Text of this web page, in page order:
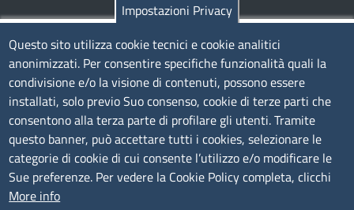
TRASPARENZA
Albo Online
Amministrazione trasparente
Bandi e concorsi
Segnalazioni Whistleblowing
Accessibilità
IBAN e pagamenti informatici
Impostazioni Privacy
Questo sito utilizza cookie tecnici e cookie analitici
anonimizzati. Per consentire specifiche funzionalità quali la
condivisione e/o la visione di contenuti, possono essere
installati, solo previo Suo consenso, cookie di terze parti che
consentono alla terza parte di profilare gli utenti. Tramite
questo banner, può accettare tutti i cookies, selezionare le
categorie di cookie di cui consente l’utilizzo e/o modificare le
Sue preferenze. Per vedere la Cookie Policy completa, clicchi
More info